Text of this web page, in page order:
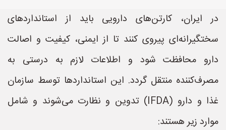
در ایران، کارتن‌های دارویی باید از استانداردهای
سختگیرانه‌ای پیروی کنند تا از ایمنی، کیفیت و اصالت
دارو محافظت شود و اطلاعات لازم به درستی به
مصرف‌کننده منتقل گردد. این استانداردها توسط سازمان
غذا و دارو (IFDA) تدوین و نظارت می‌شوند و شامل
موارد زیر هستند: